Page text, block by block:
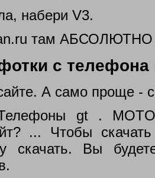
набери V3.
там АБСОЛЮТНО
с
А само проще -
gt .
... Чтобы
скачать. Вы